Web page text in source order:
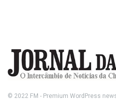
© 2022 FM - Premium WordPress